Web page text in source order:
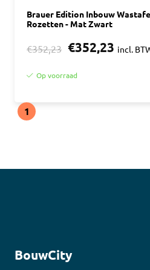
Brauer Edition Inbouw
Rozetten - Mat Zwart
€352,23 €352,23 incl.
Op voorraad
1
BouwCity